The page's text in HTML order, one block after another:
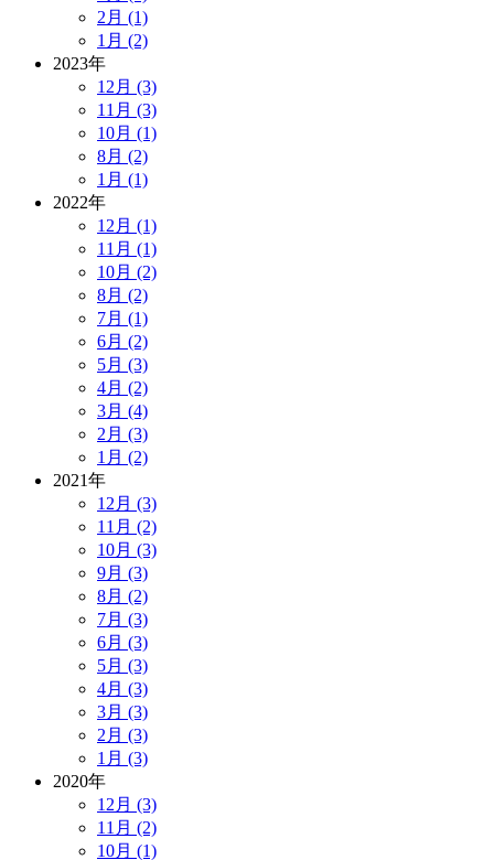
2月 (1)
1月 (2)
2023年
12月 (3)
11月 (3)
10月 (1)
8月 (2)
1月 (1)
2022年
12月 (1)
11月 (1)
10月 (2)
8月 (2)
7月 (1)
6月 (2)
5月 (3)
4月 (2)
3月 (4)
2月 (3)
1月 (2)
2021年
12月 (3)
11月 (2)
10月 (3)
9月 (3)
8月 (2)
7月 (3)
6月 (3)
5月 (3)
4月 (3)
3月 (3)
2月 (3)
1月 (3)
2020年
12月 (3)
11月 (2)
10月 (1)